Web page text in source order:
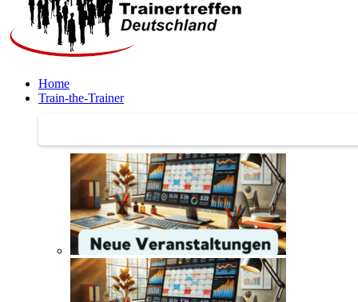
Home
Train-the-Trainer